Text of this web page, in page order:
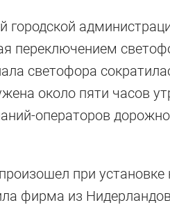
городской
переключением
светофора
около пяти часов
операторов
при установке
фирма из